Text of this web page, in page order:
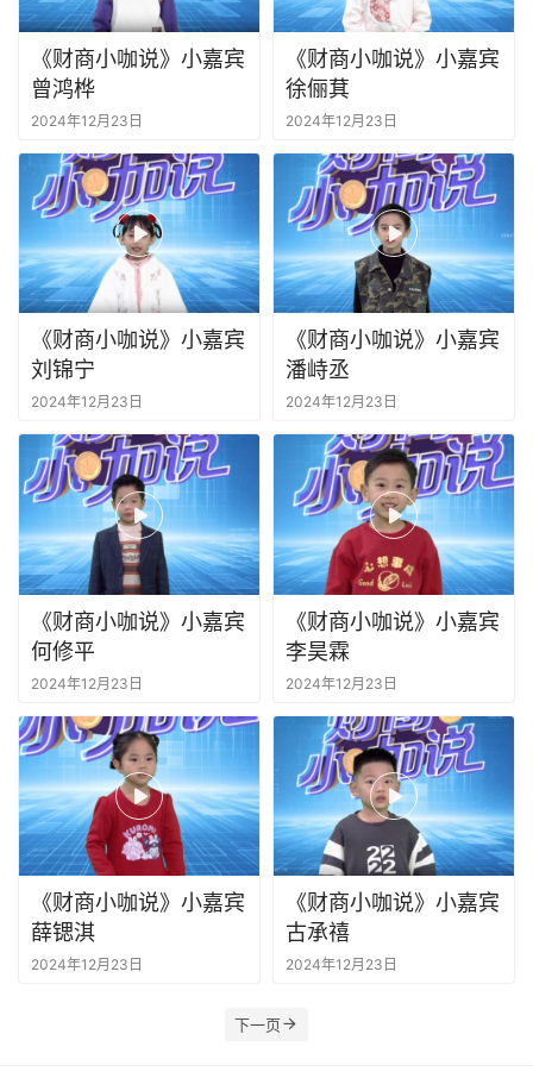
《财商小咖说》小嘉宾
曾鸿桦
2024年12月23日
《财商小咖说》小嘉宾
徐俪萁
2024年12月23日
《财商小咖说》小嘉宾
刘锦宁
2024年12月23日
《财商小咖说》小嘉宾
潘峙丞
2024年12月23日
《财商小咖说》小嘉宾
何修平
2024年12月23日
《财商小咖说》小嘉宾
李昊霖
2024年12月23日
《财商小咖说》小嘉宾
薛锶淇
2024年12月23日
《财商小咖说》小嘉宾
古承禧
2024年12月23日
下一页